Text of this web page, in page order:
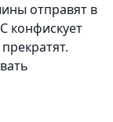
отправят в
конфискует